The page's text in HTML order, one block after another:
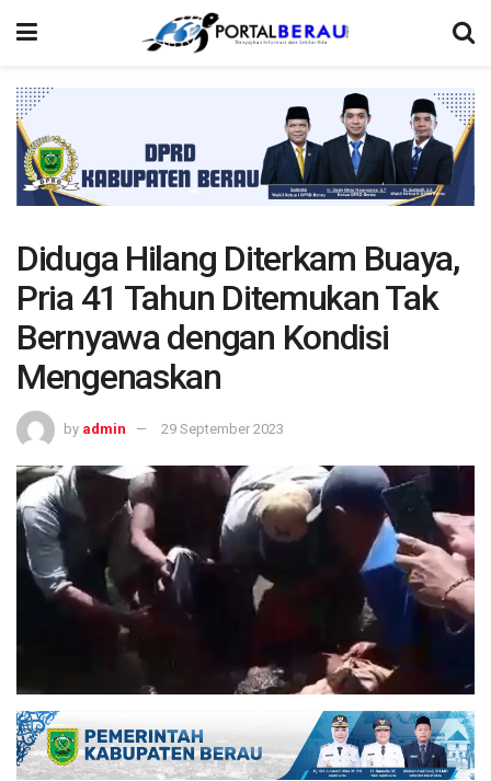
Diduga Hilang Diterkam Buaya,
Pria 41 Tahun Ditemukan Tak
Bernyawa dengan Kondisi
Mengenaskan
by admin 29 September 2023